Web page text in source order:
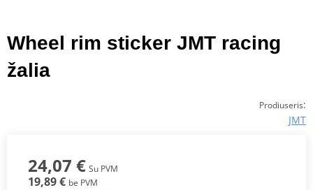
Wheel rim sticker JMT racing
žalia
Prodiuseris:
JMT
24,07 € Su PVM
19,89 € be PVM